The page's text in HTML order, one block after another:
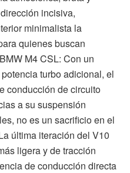
incisiva,
minimalista la
quienes buscan
M4 CSL: Con un
turbo adicional, el
conducción de circuito
a su suspensión
no es un sacrificio en el
última iteración del V10
ligera y de tracción
de conducción directa